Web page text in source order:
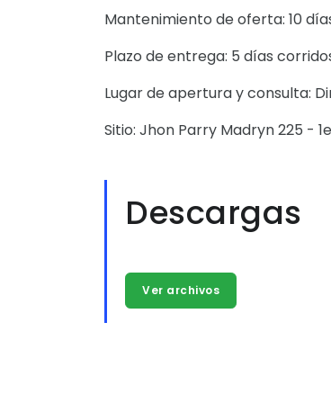
Mantenimiento de oferta: 10
Plazo de entrega: 5 días
Lugar de apertura y consulta:
Sitio: Jhon Parry Madryn 225 -
Descargas
Ver archivos